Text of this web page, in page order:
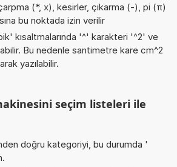
(*, x), kesirler, çıkarma (-), pi (π)
bu noktada izin verilir
kısaltmalarında '^' karakteri '^2' ve
Bu nedenle santimetre kare cm^2
yazılabilir.
seçim listeleri ile
doğru kategoriyi, bu durumda '